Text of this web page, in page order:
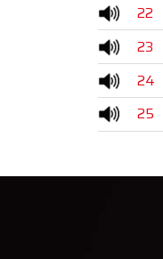
22
23
24
25